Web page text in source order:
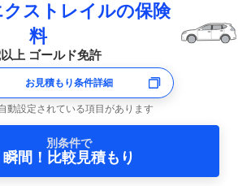
ストレイルの保険
料
上 ゴールド免許
お見積もり条件詳細
動設定されている項目があります
別条件で
瞬間！比較見積もり